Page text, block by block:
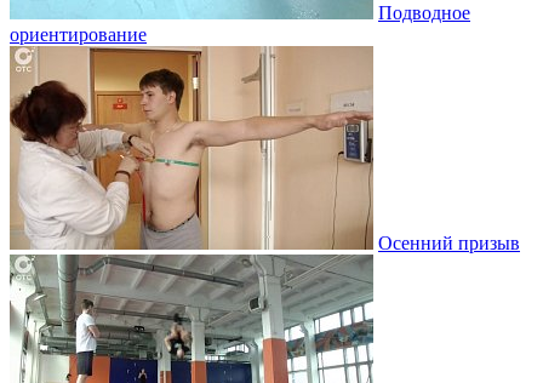
Подводное
ориентирование
Осенний призыв